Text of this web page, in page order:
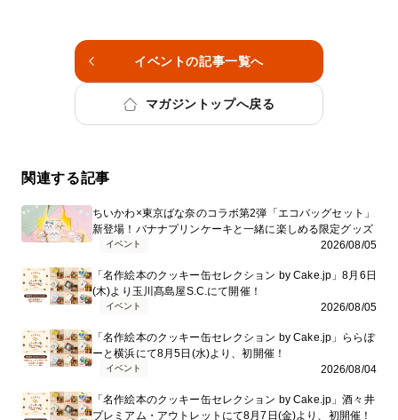
イベントの記事一覧へ
マガジントップへ戻る
関連する記事
ちいかわ×東京ばな奈のコラボ第2弾「エコバッグセット」
新登場！バナナプリンケーキと一緒に楽しめる限定グッズ
2026/08/05
イベント
「名作絵本のクッキー缶セレクション by Cake.jp」8月6日
(木)より玉川髙島屋S.C.にて開催！
2026/08/05
イベント
「名作絵本のクッキー缶セレクション by Cake.jp」ららぽ
ーと横浜にて8月5日(水)より、初開催！
2026/08/04
イベント
「名作絵本のクッキー缶セレクション by Cake.jp」酒々井
プレミアム・アウトレットにて8月7日(金)より、初開催！